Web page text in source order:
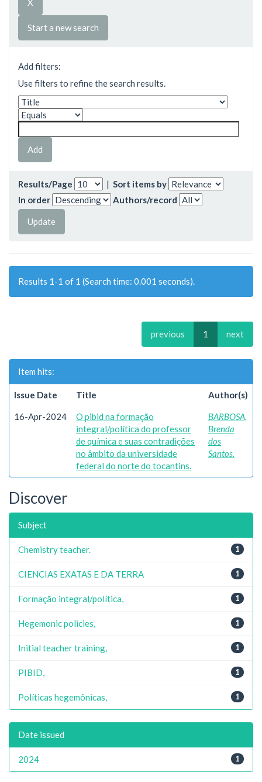
Start a new search
Add filters:
Use filters to refine the search results.
Results/Page | Sort items by
In order
Authors/record
Results 1-1 of 1 (Search time: 0.001 seconds).
previous 1 next
Item hits:
Issue Date Title Author(s)
16-Apr-2024
O pibid na formação
integral/política do professor
de química e suas contradições
no âmbito da universidade
federal do norte do tocantins.
BARBOSA,
Brenda
dos
Santos.
Discover
Subject
1
Chemistry teacher.
1
CIENCIAS EXATAS E DA TERRA
1
Formação integral/política,
1
Hegemonic policies,
1
Initial teacher training,
1
PIBID,
1
Políticas hegemônicas,
Date issued
1
2024